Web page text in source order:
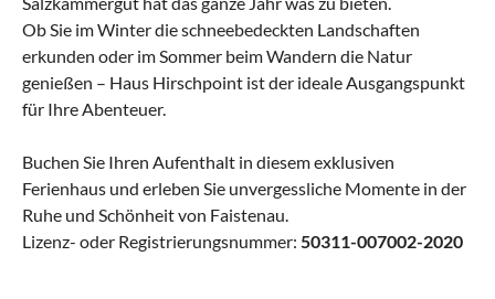
Ob Sie im Winter die schneebedeckten Landschaften
erkunden oder im Sommer beim Wandern die Natur
genießen – Haus Hirschpoint ist der ideale Ausgangspunkt
für Ihre Abenteuer.
Buchen Sie Ihren Aufenthalt in diesem exklusiven
Ferienhaus und erleben Sie unvergessliche Momente in der
Ruhe und Schönheit von Faistenau.
Lizenz- oder Registrierungsnummer: 50311-007002-2020